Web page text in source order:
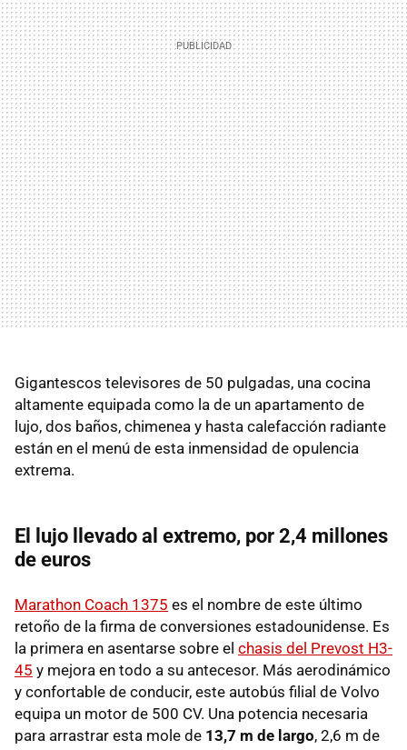
Gigantescos televisores de 50 pulgadas, una cocina
altamente equipada como la de un apartamento de
lujo, dos baños, chimenea y hasta calefacción radiante
están en el menú de esta inmensidad de opulencia
extrema.
El lujo llevado al extremo, por 2,4 millones
de euros
Marathon Coach 1375 es el nombre de este último
retoño de la firma de conversiones estadounidense. Es
la primera en asentarse sobre el chasis del Prevost H3-
45 y mejora en todo a su antecesor. Más aerodinámico
y confortable de conducir, este autobús filial de Volvo
equipa un motor de 500 CV. Una potencia necesaria
para arrastrar esta mole de 13,7 m de largo, 2,6 m de